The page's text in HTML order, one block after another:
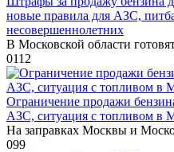
новые правила для АЗС,
несовершеннолетних
В Московской области
0112
Ограничение продажи
АЗС, ситуация с топливом в
На заправках Москвы и
099